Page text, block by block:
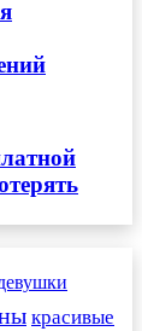
красивые